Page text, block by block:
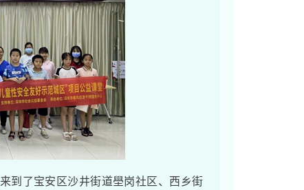
来到了宝安区沙井街道壆岗社区、西乡街